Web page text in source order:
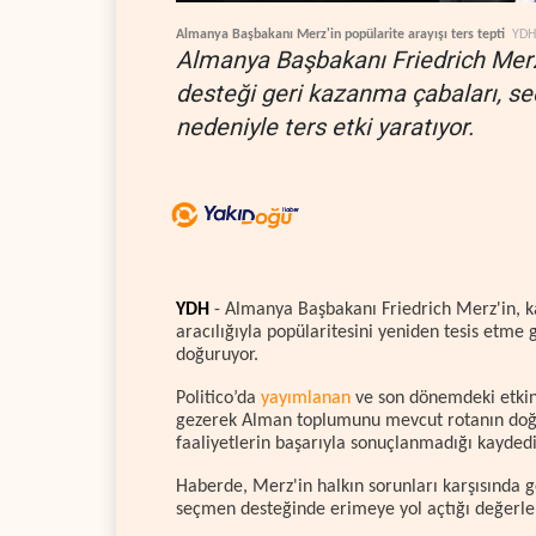
Almanya Başbakanı Merz'in popülarite arayışı ters tepti YDH
Almanya Başbakanı Friedrich
desteği geri kazanma çabaları,
nedeniyle ters etki yaratıyor.
YDH - Almanya Başbakanı Friedrich Merz'in,
aracılığıyla popülaritesini yeniden tesis
doğuruyor.
Politico’da yayımlanan ve son dönemdeki
gezerek Alman toplumunu mevcut rotanın
faaliyetlerin başarıyla sonuçlanmadığı
Haberde, Merz'in halkın sorunları
seçmen desteğinde erimeye yol açtığı